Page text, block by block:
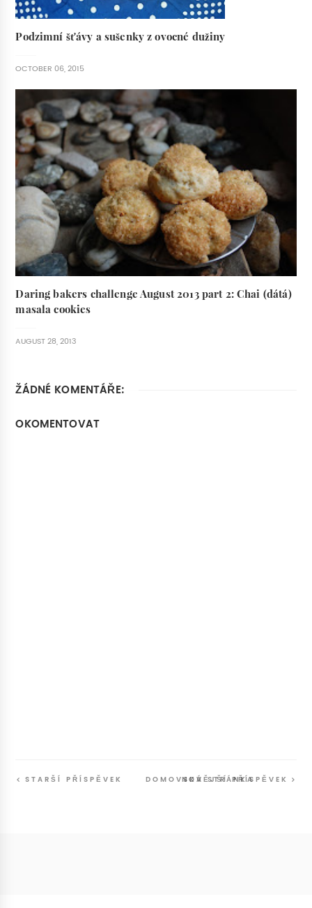
Podzimní šťávy a sušenky z ovocné dužiny
OCTOBER 06, 2015
Daring bakers challenge August 2013 part 2: Chai (dátá)
masala cookies
AUGUST 28, 2013
ŽÁDNÉ KOMENTÁŘE:
OKOMENTOVAT
NOVĚJŠÍ PŘÍSPĚVEK
STARŠÍ PŘÍSPĚVEK DOMOVSKÁ STRÁNKA